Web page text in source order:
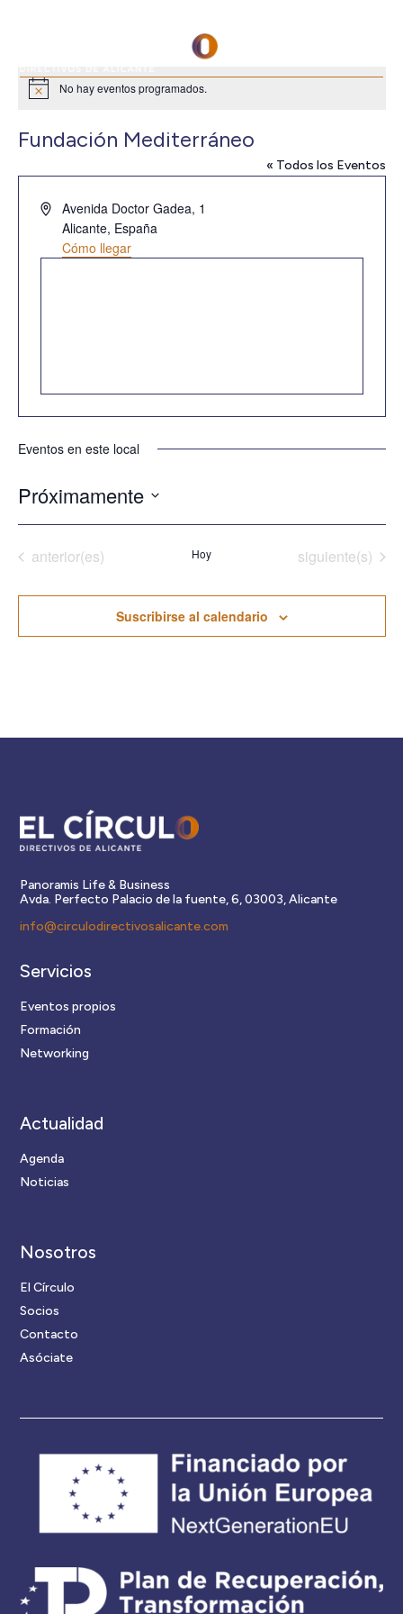
Aviso No hay eventos programados.
Fundación Mediterráneo
« Todos los Eventos
Dirección
Avenida Doctor Gadea, 1
Alicante, España
Cómo llegar
Eventos en este local
Próximamente
Eventos
anterior(es) Hoy Eventos
siguiente(s)
Suscribirse al calendario
Panoramis Life & Business
Avda. Perfecto Palacio de la fuente, 6, 03003, Alicante
info@circulodirectivosalicante.com
Servicios
Eventos propios
Formación
Networking
Actualidad
Agenda
Noticias
Nosotros
El Círculo
Socios
Contacto
Asóciate